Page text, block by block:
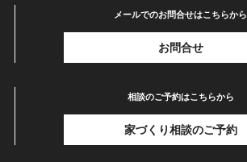
メールでのお問合せはこちらから
お問合せ
相談のご予約はこちらから
家づくり相談のご予約